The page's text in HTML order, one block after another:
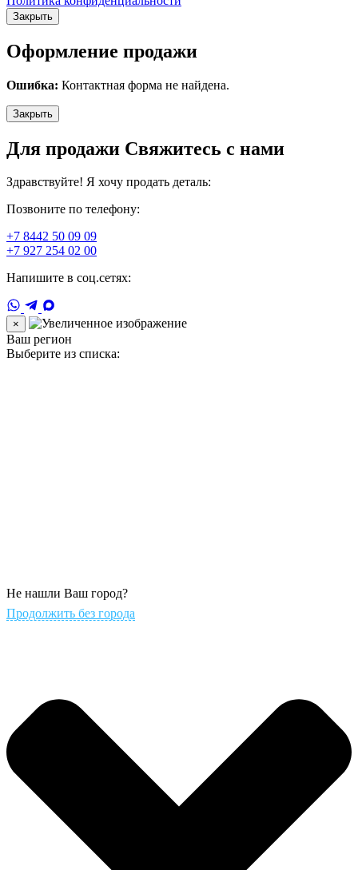
Закрыть
Оформление продажи
Ошибка: Контактная форма не найдена.
Закрыть
Для продажи Свяжитесь с нами
Здравствуйте! Я хочу продать деталь:
Позвоните по телефону:
+7 8442 50 09 09
+7 927 254 02 00
Напишите в соц.сетях:
×
Ваш регион
Выберите из списка:
Не нашли Ваш город?
Продолжить без города